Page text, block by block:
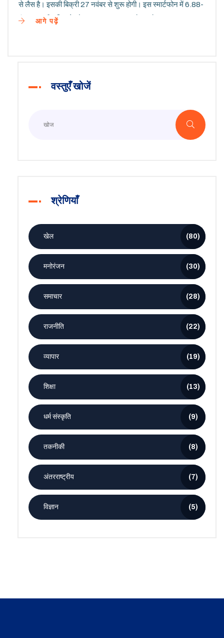
से लैस है। इसकी बिक्री 27 नवंबर से शुरू होगी। इस स्मार्टफोन में 6.88-
इंच का एचडी+ डिस्प्ले और 50MP का डुअल-कैमरा है।
आगे पढ़ें
वस्तुएँ खोजें
श्रेणियाँ
खेल (80)
मनोरंजन (30)
समाचार (28)
राजनीति (22)
व्यापार (19)
शिक्षा (13)
धर्म संस्कृति (9)
तकनीकी (8)
अंतरराष्ट्रीय (7)
विज्ञान (5)